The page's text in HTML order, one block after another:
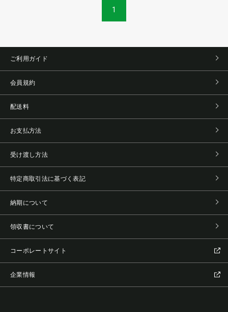
1
ご利用ガイド
会員規約
配送料
お支払方法
受け渡し方法
特定商取引法に基づく表記
納期について
領収書について
コーポレートサイト
企業情報